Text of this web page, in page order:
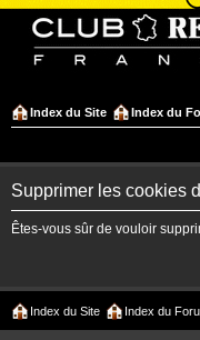
Index du Site Index du
Supprimer les cookies
Êtes-vous sûr de vouloir
Index du Site Index du